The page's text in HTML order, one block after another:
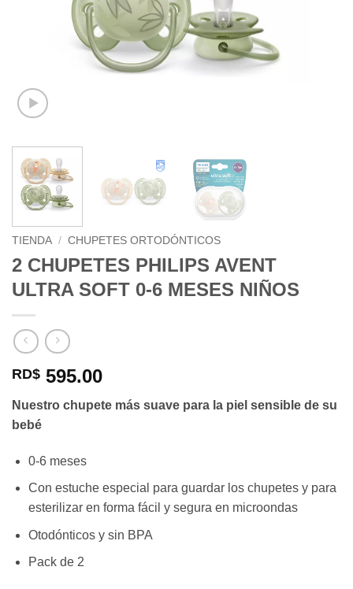
TIENDA / CHUPETES ORTODÓNTICOS
2 CHUPETES PHILIPS AVENT
ULTRA SOFT 0-6 MESES NIÑOS
RD$ 595.00
Nuestro chupete más suave para la piel sensible de su
bebé
0-6 meses
Con estuche especial para guardar los chupetes y para
esterilizar en forma fácil y segura en microondas
Otodónticos y sin BPA
Pack de 2